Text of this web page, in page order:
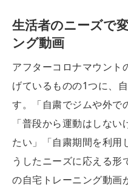
生活者のニーズで
ング動画
アフターコロナマウント
げているものの1つに、
す。「自粛でジムや外で
「普段から運動はしな
たい」「自粛期間を利用
うしたニーズに応える
の自宅トレーニング動画